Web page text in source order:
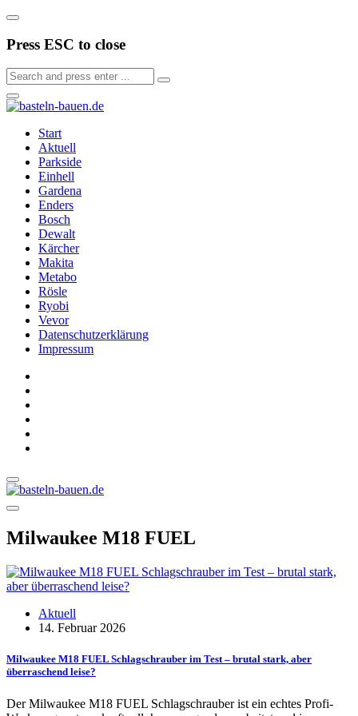
Press ESC to close
Start
Aktuell
Parkside
Einhell
Gardena
Enders
Bosch
Dewalt
Kärcher
Makita
Metabo
Rösle
Ryobi
Vevor
Datenschutzerklärung
Impressum
Milwaukee M18 FUEL
Aktuell
14. Februar 2026
Milwaukee M18 FUEL Schlagschrauber im Test – brutal stark, aber
überraschend leise?
Der Milwaukee M18 FUEL Schlagschrauber ist ein echtes Profi-